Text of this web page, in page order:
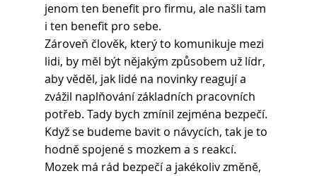
jenom ten benefit pro firmu, ale našli tam
i ten benefit pro sebe.
Zároveň člověk, který to komunikuje mezi
lidi, by měl být nějakým způsobem už lídr,
aby věděl, jak lidé na novinky reagují a
zvážil naplňování základních pracovních
potřeb. Tady bych zmínil zejména bezpečí.
Když se budeme bavit o návycích, tak je to
hodně spojené s mozkem a s reakcí.
Mozek má rád bezpečí a jakékoliv změně,